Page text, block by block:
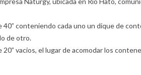
conteniendo cada uno un dique de
de otro.
vacios, el lugar de acomodar los